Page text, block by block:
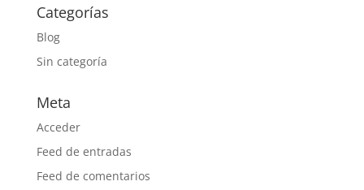
Categorías
Blog
Sin categoría
Meta
Acceder
Feed de entradas
Feed de comentarios